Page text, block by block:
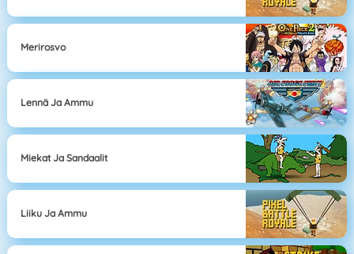
Merirosvo
Lennä Ja Ammu
Miekat Ja Sandaalit
Liiku Ja Ammu